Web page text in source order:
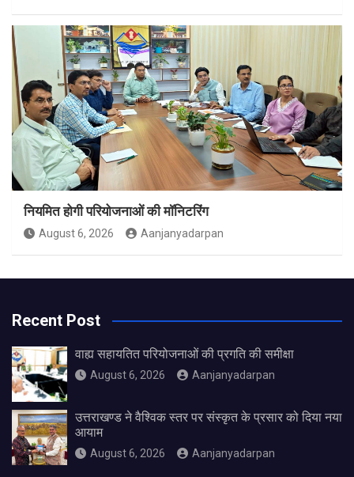
नियमित होगी परियोजनाओं की मॉनिटरिंग
August 6, 2026 Aanjanyadarpan
Recent Post
वाह्य सहायतित परियोजनाओं की प्रगति की समीक्षा
August 6, 2026 Aanjanyadarpan
उत्तराखण्ड ने वैश्विक स्तर पर संस्कृत के प्रसार को दिया नया
आयाम
August 6, 2026 Aanjanyadarpan